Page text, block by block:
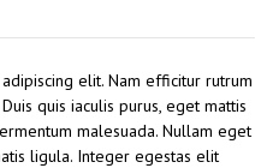
elit. Nam efficitur rutrum
quis iaculis purus, eget mattis
malesuada. Nullam eget
ligula. Integer egestas elit